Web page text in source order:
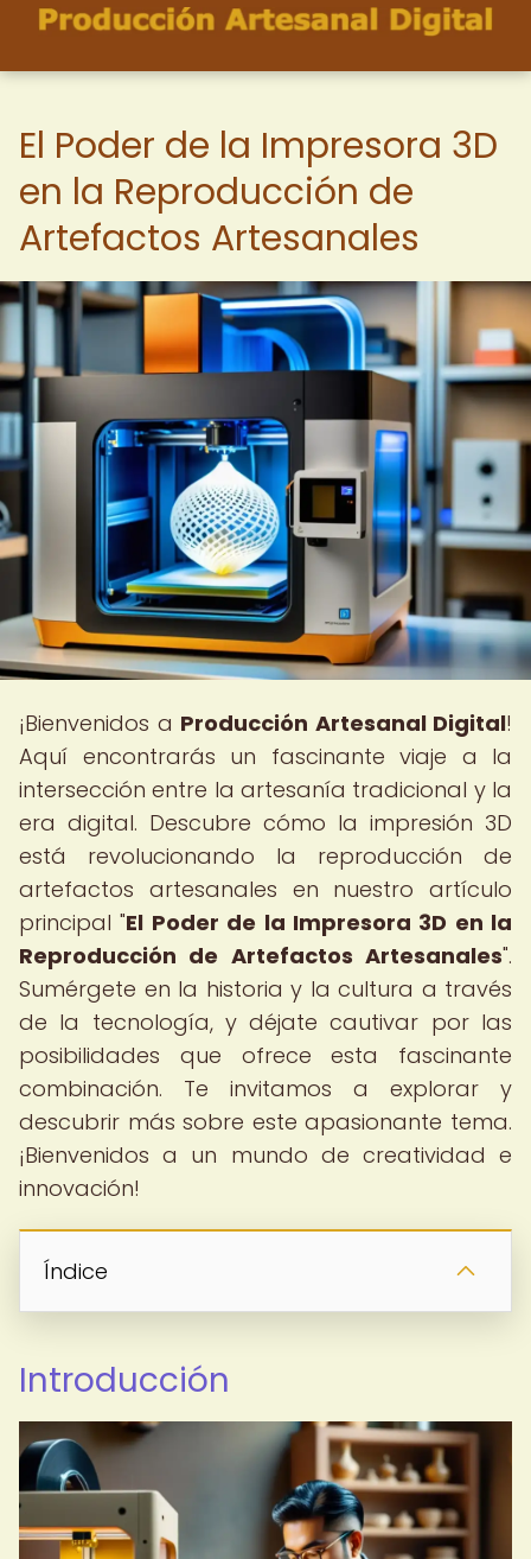
El Poder de la Impresora 3D
en la Reproducción de
Artefactos Artesanales
¡Bienvenidos a Producción Artesanal Digital!
Aquí encontrarás un fascinante viaje a la
intersección entre la artesanía tradicional y la
era digital. Descubre cómo la impresión 3D
está revolucionando la reproducción de
artefactos artesanales en nuestro artículo
principal "El Poder de la Impresora 3D en la
Reproducción de Artefactos Artesanales".
Sumérgete en la historia y la cultura a través
de la tecnología, y déjate cautivar por las
posibilidades que ofrece esta fascinante
combinación. Te invitamos a explorar y
descubrir más sobre este apasionante tema.
¡Bienvenidos a un mundo de creatividad e
innovación!
Índice
Introducción